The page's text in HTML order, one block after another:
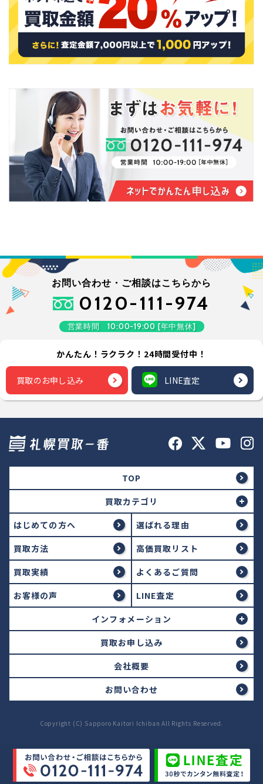
お問い合わせ・ご相談はこちらから
0120-111-974
営業時間 10:00-19:00 [年中無休]
かんたん！ラクラク！24時間受付中！
買取のお申し込み LINE査定
TOP
買取カテゴリ
はじめての方へ
選ばれる理由
買取方法
高価買取リスト
買取実績
よくあるご質問
お客様の声
LINE査定
インフォメーション
買取お申し込み
会社概要
お問い合わせ
Copyright (C) Sapporo Kaitori Ichiban All Rights Reserved.